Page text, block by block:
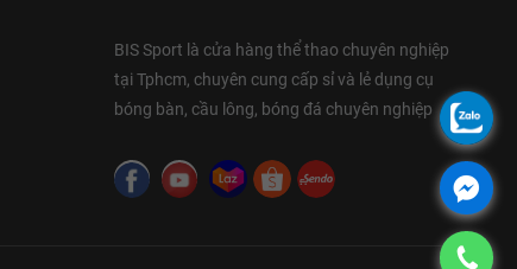
BIS Sport là cửa hàng thể thao chuyên nghiệp
tại Tphcm, chuyên cung cấp sỉ và lẻ dụng cụ
bóng bàn, cầu lông, bóng đá chuyên nghiệp